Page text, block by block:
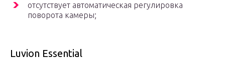
отсутствует автоматическая регулировка
поворота камеры;
Luvion Essential